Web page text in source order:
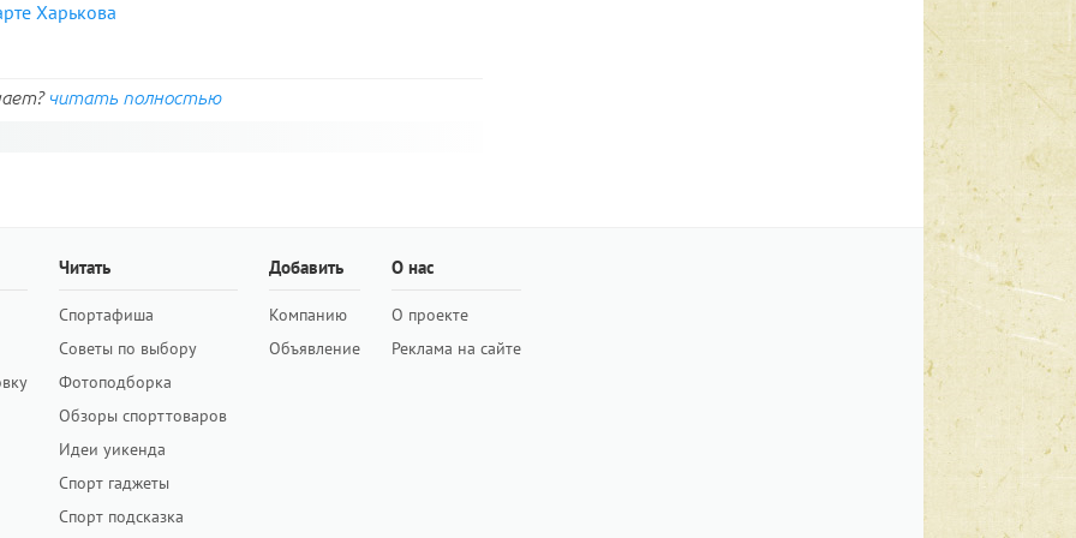
Харькова
читать полностью
Читать
Спортафиша
Советы по выбору
Фотоподборка
Обзоры спорттоваров
Идеи уикенда
Спорт гаджеты
Спорт подсказка
Добавить
Компанию
Объявление
О нас
О проекте
Реклама на сайте